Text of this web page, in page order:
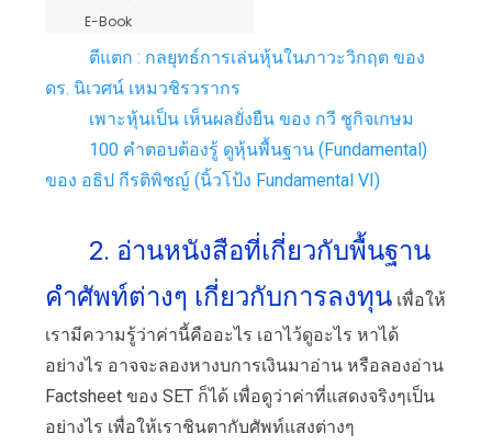
ตีแตก : กลยุทธ์การเล่นหุ้นในภาวะวิกฤต ของ
ดร. นิเวศน์ เหมวชิรวรากร
เพาะหุ้นเป็น เห็นผลยั่งยืน ของ กวี ชูกิจเกษม
100 คำตอบต้องรู้ ดูหุ้นพื้นฐาน (Fundamental)
ของ อธิป กีรติพิชญ์ (นิ้วโป้ง Fundamental VI)
2. อ่านหนังสือที่เกี่ยวกับพื้นฐาน
คำศัพท์ต่างๆ เกี่ยวกับการลงทุนเพื่อให้
เรามีความรู้ว่าค่านี้คืออะไร เอาไว้ดูอะไร หาได้
อย่างไร อาจจะลองหางบการเงินมาอ่าน หรือลองอ่าน
Factsheet ของ SET ก็ได้ เพื่อดูว่าค่าที่แสดงจริงๆเป็น
อย่างไร เพื่อให้เราชินตากับศัพท์แสงต่างๆ